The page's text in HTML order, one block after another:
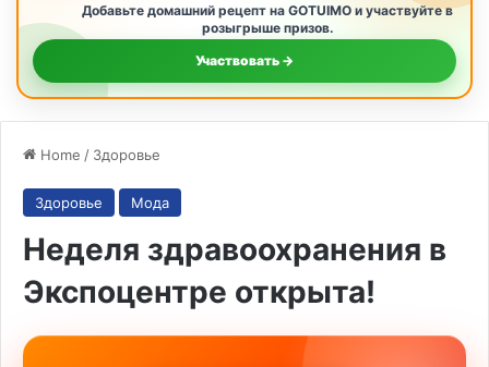
Добавьте домашний рецепт на GOTUIMO и участвуйте в
розыгрыше призов.
Участвовать →
Home / Здоровье
Здоровье Мода
Неделя здравоохранения в
Экспоцентре открыта!